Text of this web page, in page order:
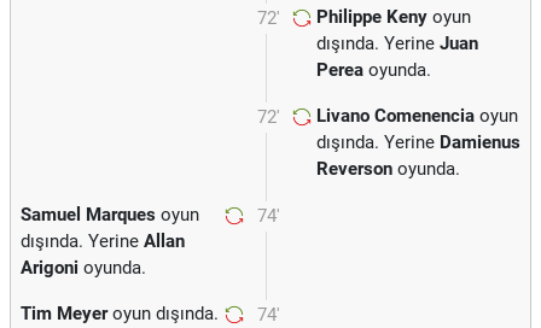
72' Philippe Keny oyun
dışında. Yerine Juan
Perea oyunda.
72' Livano Comenencia oyun
dışında. Yerine Damienus
Reverson oyunda.
74'
Samuel Marques oyun
dışında. Yerine Allan
Arigoni oyunda.
74'
Tim Meyeroyun dışında.